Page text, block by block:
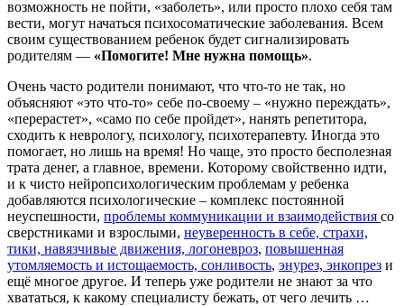
возможность не пойти, «заболеть», или просто плохо себя там
вести, могут начаться психосоматические заболевания. Всем
своим существованием ребенок будет сигнализировать
родителям — «Помогите! Мне нужна помощь».
Очень часто родители понимают, что что-то не так, но
объясняют «это что-то» себе по-своему – «нужно переждать»,
«перерастет», «само по себе пройдет», нанять репетитора,
сходить к неврологу, психологу, психотерапевту. Иногда это
помогает, но лишь на время! Но чаще, это просто бесполезная
трата денег, а главное, времени. Которому свойственно идти,
и к чисто нейропсихологическим проблемам у ребенка
добавляются психологические – комплекс постоянной
неуспешности, проблемы коммуникации и взаимодействия со
сверстниками и взрослыми, неуверенность в себе, страхи,
тики, навязчивые движения, логоневроз, повышенная
утомляемость и истощаемость, сонливость, энурез, энкопрез и
ещё многое другое. И теперь уже родители не знают за что
хвататься, к какому специалисту бежать, от чего лечить …